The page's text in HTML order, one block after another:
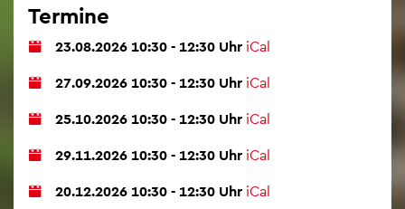
Ter­mi­ne
23.08.2026 10:30 - 12:30 Uhr iCal
27.09.2026 10:30 - 12:30 Uhr iCal
25.10.2026 10:30 - 12:30 Uhr iCal
29.11.2026 10:30 - 12:30 Uhr iCal
20.12.2026 10:30 - 12:30 Uhr iCal